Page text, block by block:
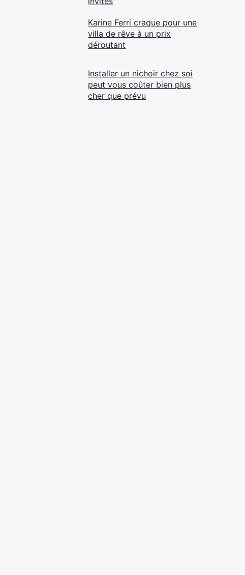
Karine Ferri craque pour une
villa de rêve à un prix
déroutant
Installer un nichoir chez soi
peut vous coûter bien plus
cher que prévu